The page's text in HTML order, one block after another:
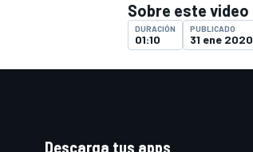
WRC
Sobre este video
DURACIÓN
01:10
PUBLICADO
31 ene 2020
Descarga tus apps